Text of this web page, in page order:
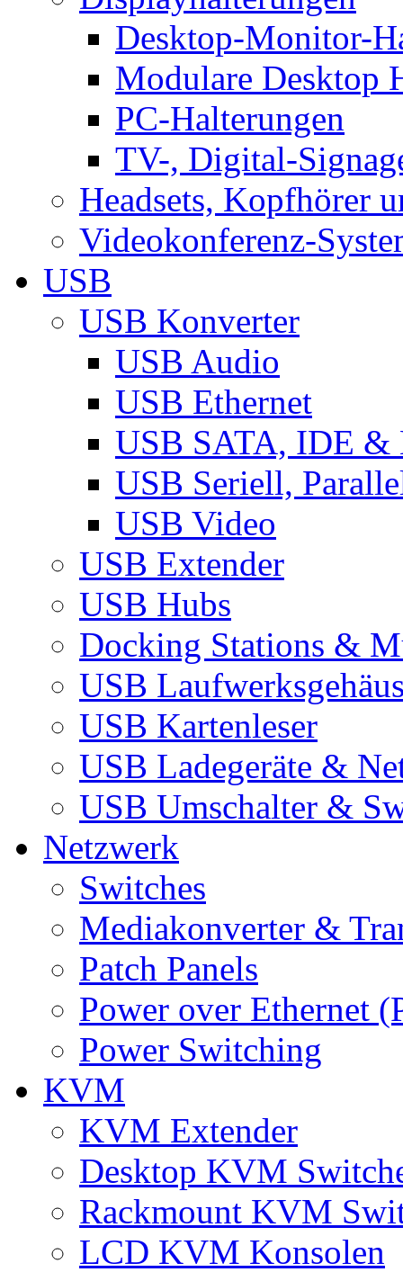
Desktop-Monitor-
Modulare Desktop
PC-Halterungen
TV-, Digital-
Headsets, Kopfhörer
Videokonferenz-
USB
USB Konverter
USB Audio
USB Ethernet
USB SATA, IDE &
USB Seriell,
USB Video
USB Extender
USB Hubs
Docking Stations &
USB
USB Kartenleser
USB Ladegeräte &
USB Umschalter &
Netzwerk
Switches
Mediakonverter &
Patch Panels
Power over Ethernet
Power Switching
KVM
KVM Extender
Desktop KVM
Rackmount KVM
LCD KVM Konsolen